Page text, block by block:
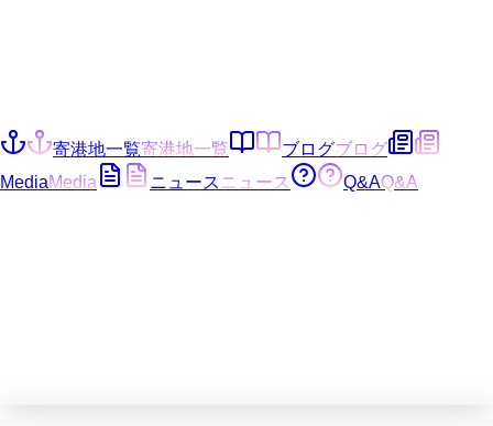
寄港地一覧寄港地一覧 ブログブログ
MediaMedia ニュース ニュース Q&AQ&A